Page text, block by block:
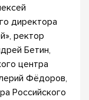
директора
ректор
Бетин,
центра
Фёдоров,
Российского